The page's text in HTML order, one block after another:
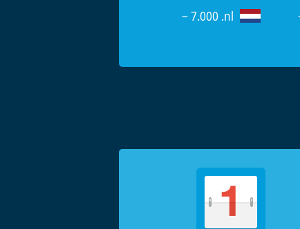
~ 7.000 .nl